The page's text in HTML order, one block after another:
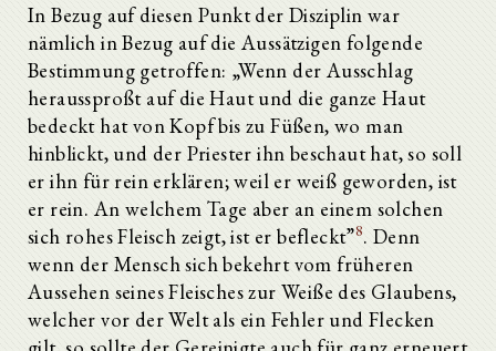
In Bezug auf diesen Punkt der Disziplin war
nämlich in Bezug auf die Aussätzigen folgende
Bestimmung getroffen: „Wenn der Ausschlag
heraussproßt auf die Haut und die ganze Haut
bedeckt hat von Kopf bis zu Füßen, wo man
hinblickt, und der Priester ihn beschaut hat, so soll
er ihn für rein erklären; weil er weiß geworden, ist
er rein. An welchem Tage aber an einem solchen
sich rohes Fleisch zeigt, ist er befleckt”8. Denn
wenn der Mensch sich bekehrt vom früheren
Aussehen seines Fleisches zur Weiße des Glaubens,
welcher vor der Welt als ein Fehler und Flecken